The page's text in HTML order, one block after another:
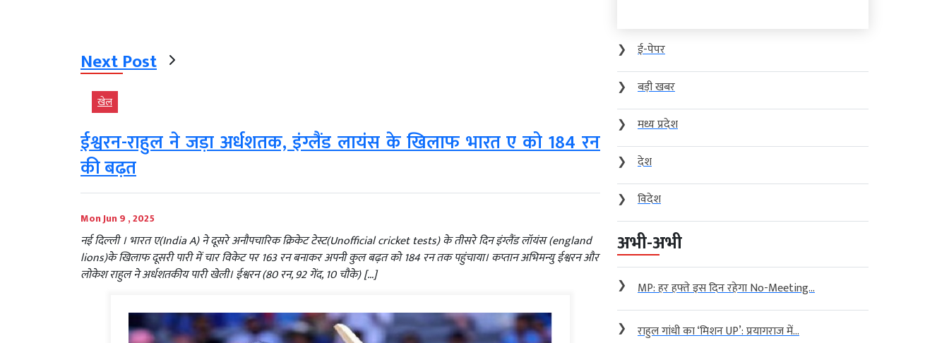
Next Post
खेल
ईश्वरन-राहुल ने जड़ा अर्धशतक, इंग्लैंड लायंस के खिलाफ भारत ए को 184 रन
की बढ़त
Mon Jun 9 , 2025
नई दिल्‍ली । भारत ए(India A) ने दूसरे अनौपचारिक क्रिकेट टेस्ट(Unofficial cricket tests) के तीसरे दिन इंग्लैंड लॉयंस (england
lions)के खिलाफ दूसरी पारी में चार विकेट पर 163 रन बनाकर अपनी कुल बढ़त को 184 रन तक पहुंचाया। कप्तान अभिमन्यु ईश्वरन और
लोकेश राहुल ने अर्धशतकीय पारी खेली। ईश्वरन (80 रन, 92 गेंद, 10 चौके) […]
❯
ई-पेपर
❯
बड़ी खबर
❯
मध्य प्रदेश
❯
देश
❯
विदेश
अभी-अभी
❯ MP: हर हफ्ते इस दिन रहेगा No-Meeting...
❯ राहुल गांधी का ‘मिशन UP’: प्रयागराज में...